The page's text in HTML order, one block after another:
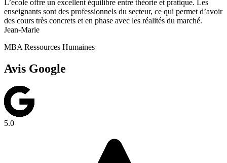
L’école offre un excellent équilibre entre théorie et pratique. Les
enseignants sont des professionnels du secteur, ce qui permet d’avoir
des cours très concrets et en phase avec les réalités du marché.
Jean-Marie
MBA Ressources Humaines
Avis Google
5.0